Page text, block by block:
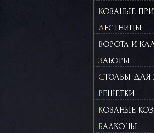
КОВАНЫЕ
ЛЕСТНИЦЫ
ВОРОТА И
ЗАБОРЫ
СТОЛБЫ ДЛЯ
РЕШЕТКИ
КОВАНЫЕ
БАЛКОНЫ